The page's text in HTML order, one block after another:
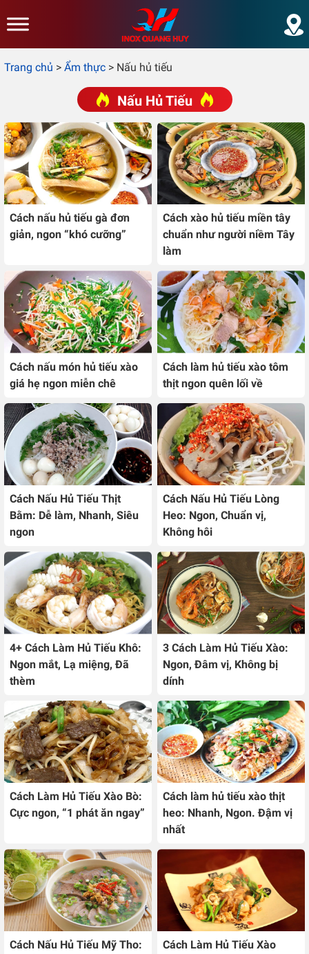
Trang chủ > Ẩm thực > Nấu hủ tiếu
Nấu Hủ Tiếu
Cách nấu hủ tiếu gà đơn
giản, ngon “khó cưỡng”
Cách xào hủ tiếu miền tây
chuẩn như người niềm Tây
làm
Cách nấu món hủ tiếu xào
giá hẹ ngon miễn chê
Cách làm hủ tiếu xào tôm
thịt ngon quên lối về
Cách Nấu Hủ Tiếu Thịt
Bằm: Dễ làm, Nhanh, Siêu
ngon
Cách Nấu Hủ Tiếu Lòng
Heo: Ngon, Chuẩn vị,
Không hôi
4+ Cách Làm Hủ Tiếu Khô:
Ngon mắt, Lạ miệng, Đã
thèm
3 Cách Làm Hủ Tiếu Xào:
Ngon, Đâm vị, Không bị
dính
Cách Làm Hủ Tiếu Xào Bò:
Cực ngon, “1 phát ăn ngay”
Cách làm hủ tiếu xào thịt
heo: Nhanh, Ngon. Đậm vị
nhất
Cách Nấu Hủ Tiếu Mỹ Tho:
Cách Làm Hủ Tiếu Xào